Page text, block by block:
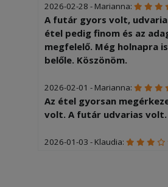
2026-02-28 - Marianna:
A futár gyors volt,
étel pedig finom és az
megfelelő. Még holnapra
belőle. Köszönöm.
2026-02-01 - Marianna:
Az étel gyorsan
volt. A futár udvarias volt.
2026-01-03 - Klaudia: